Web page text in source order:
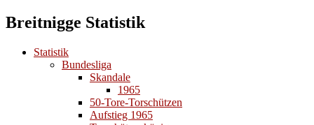
Breitnigge Statistik
Statistik
Bundesliga
Skandale
1965
50-Tore-Torschützen
Aufstieg 1965